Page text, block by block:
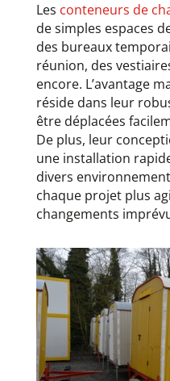
Les conteneurs de
de simples espaces
des bureaux
réunion, des
encore. L’avantage
réside dans leur
être déplacées
De plus, leur
une installation
divers
chaque projet plus
changements